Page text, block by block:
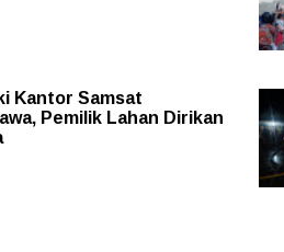
Kantor Samsat
Pemilik Lahan Dirikan